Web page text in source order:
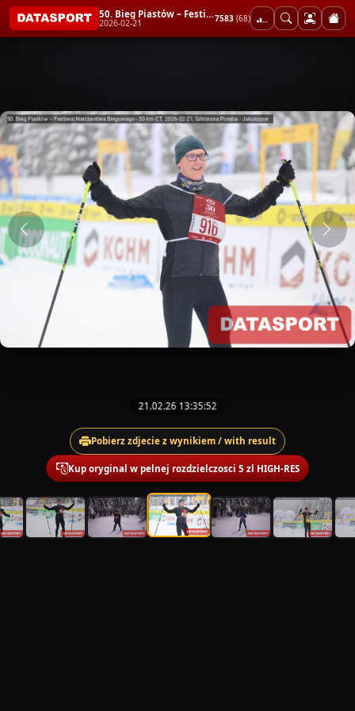
50. Bieg Piastów – Festiwal Narciarstwa Biegowego - 50 km CT
2026-02-21 7583 (68)
21.02.26 13:35:52
Pobierz zdjecie z wynikiem / with result
Kup oryginal w pelnej rozdzielczosci 5 zl HIGH-RES